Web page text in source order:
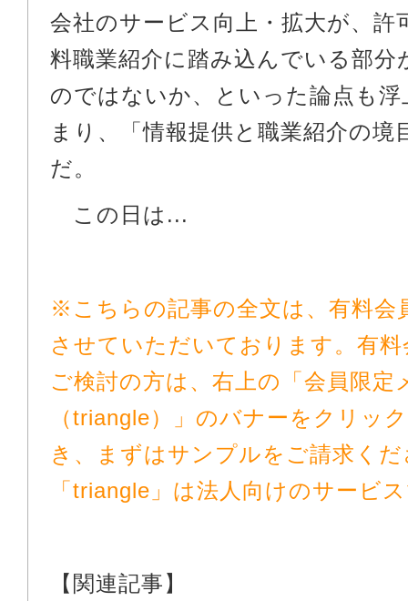
会社のサービス向上・拡大が、許
料職業紹介に踏み込んでいる部分
のではないか、といった論点も
まり、「情報提供と職業紹介の境
だ。
この日は...
※こちらの記事の全文は、有料会
させていただいております。有
ご検討の方は、右上の「会員限定
（triangle）」のバナーをクリッ
き、まずはサンプルをご請求く
「triangle」は法人向けのサービ
【関連記事】